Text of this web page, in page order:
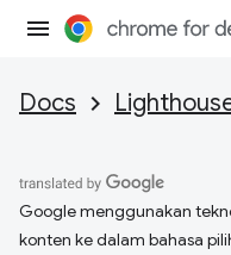
Docs
Google menggunakan
konten ke dalam bahasa